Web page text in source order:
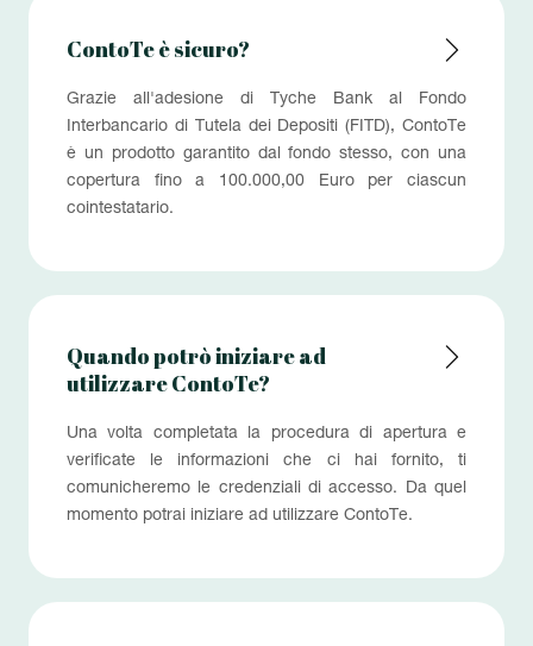
ContoTe è sicuro?
Grazie all'adesione di Tyche Bank al Fondo
Interbancario di Tutela dei Depositi (FITD), ContoTe
è un prodotto garantito dal fondo stesso, con una
copertura fino a 100.000,00 Euro per ciascun
cointestatario.
Quando potrò iniziare ad
utilizzare ContoTe?
Una volta completata la procedura di apertura e
verificate le informazioni che ci hai fornito, ti
comunicheremo le credenziali di accesso. Da quel
momento potrai iniziare ad utilizzare ContoTe.